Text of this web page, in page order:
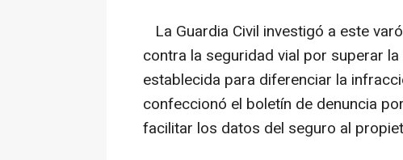
La Guardia Civil investigó a este
contra la seguridad vial por superar
establecida para diferenciar la
confeccionó el boletín de denuncia
facilitar los datos del seguro al